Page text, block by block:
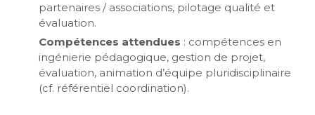
partenaires / associations, pilotage qualité et
évaluation.
Compétences attendues : compétences en
ingénierie pédagogique, gestion de projet,
évaluation, animation d’équipe pluridisciplinaire
(cf. référentiel coordination).